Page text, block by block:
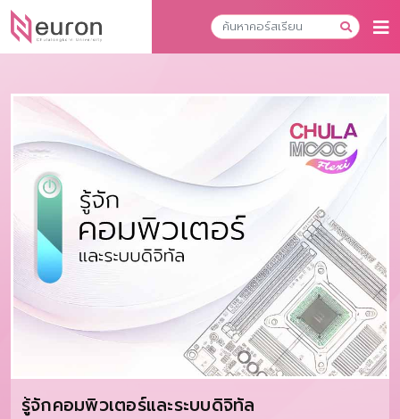
รู้จักคอมพิวเตอร์และระบบดิจิทัล